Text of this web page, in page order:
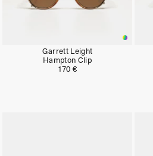
Garrett Leight
Hampton Clip
170 €